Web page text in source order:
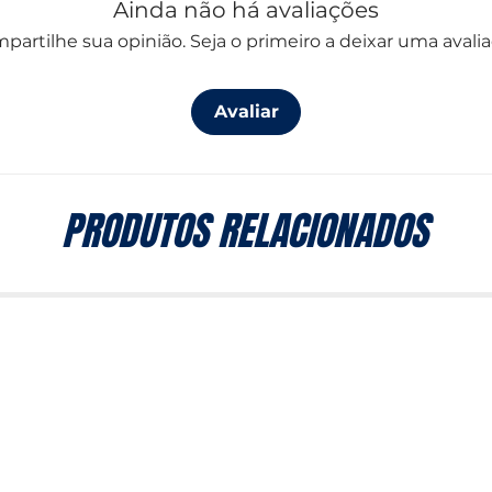
Ainda não há avaliações
sua opinião. Seja o primeiro a deixar uma
Avaliar
PRODUTOS RELACIONADOS